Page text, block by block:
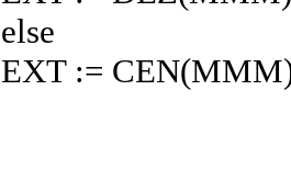
else
EXT :=